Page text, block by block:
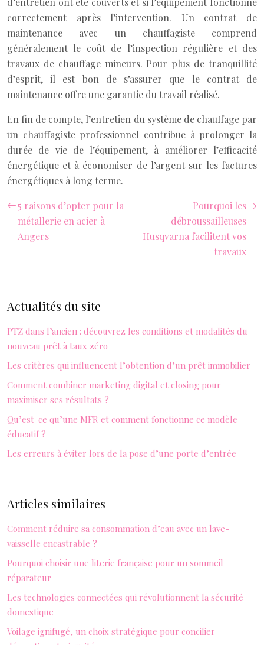
correctement après l’intervention. Un contrat de
maintenance avec un chauffagiste comprend
généralement le coût de l’inspection régulière et des
travaux de chauffage mineurs. Pour plus de tranquillité
d’esprit, il est bon de s’assurer que le contrat de
maintenance offre une garantie du travail réalisé.
En fin de compte, l’entretien du système de chauffage par
un chauffagiste professionnel contribue à prolonger la
durée de vie de l’équipement, à améliorer l’efficacité
énergétique et à économiser de l’argent sur les factures
énergétiques à long terme.
5 raisons d’opter pour la
métallerie en acier à
Angers
Pourquoi les
débroussailleuses
Husqvarna facilitent vos
travaux
Actualités du site
PTZ dans l’ancien : découvrez les conditions et modalités du
nouveau prêt à taux zéro
Les critères qui influencent l’obtention d’un prêt immobilier
Comment combiner marketing digital et closing pour
maximiser ses résultats ?
Qu’est-ce qu’une MFR et comment fonctionne ce modèle
éducatif ?
Les erreurs à éviter lors de la pose d’une porte d’entrée
Articles similaires
Comment réduire sa consommation d’eau avec un lave-
vaisselle encastrable ?
Pourquoi choisir une literie française pour un sommeil
réparateur
Les technologies connectées qui révolutionnent la sécurité
domestique
Voilage ignifugé, un choix stratégique pour concilier